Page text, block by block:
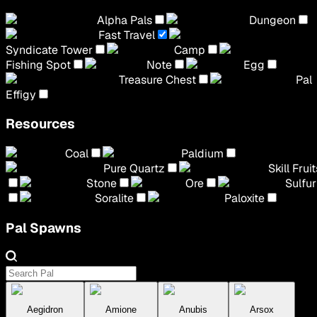
Alpha Pals
Dungeon
Fast Travel
Syndicate Tower
Camp
Fishing Spot
Note
Egg
Treasure Chest
Pal
Effigy
Resources
Coal
Paldium
Pure Quartz
Skill
Stone
Ore
Sulfur
Soralite
Paloxite
Pal Spawns
Aegidron Amione Anubis Arsox